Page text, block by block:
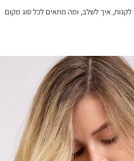
איך לשלב, ומה מתאים לכל סוג מקום